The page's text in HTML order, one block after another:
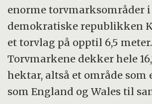
enorme torvmarksområder i
demokratiske republikken
et torvlag på opptil 6,5 meter.
Torvmarkene dekker hele
hektar, altså et område som
som England og Wales til